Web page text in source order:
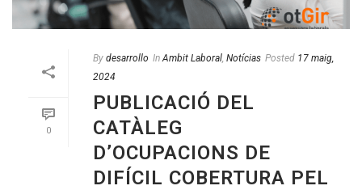
0
By desarrollo In Ambit Laboral Notícias Posted 17 maig,
2024
PUBLICACIÓ DEL
CATÀLEG
D’OCUPACIONS DE
DIFÍCIL COBERTURA PEL